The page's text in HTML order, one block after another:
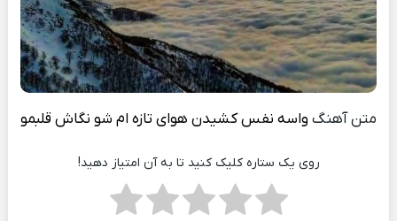
متن آهنگ واسه نفس کشیدن هوای تازه ام شو نگاش قلبمو
روی یک ستاره کلیک کنید تا به آن امتیاز دهید!